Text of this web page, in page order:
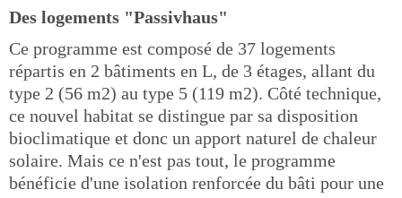
Des logements "Passivhaus"
Ce programme est composé de 37 logements
répartis en 2 bâtiments en L, de 3 étages, allant du
type 2 (56 m2) au type 5 (119 m2). Côté technique,
ce nouvel habitat se distingue par sa disposition
bioclimatique et donc un apport naturel de chaleur
solaire. Mais ce n'est pas tout, le programme
bénéficie d'une isolation renforcée du bâti pour une